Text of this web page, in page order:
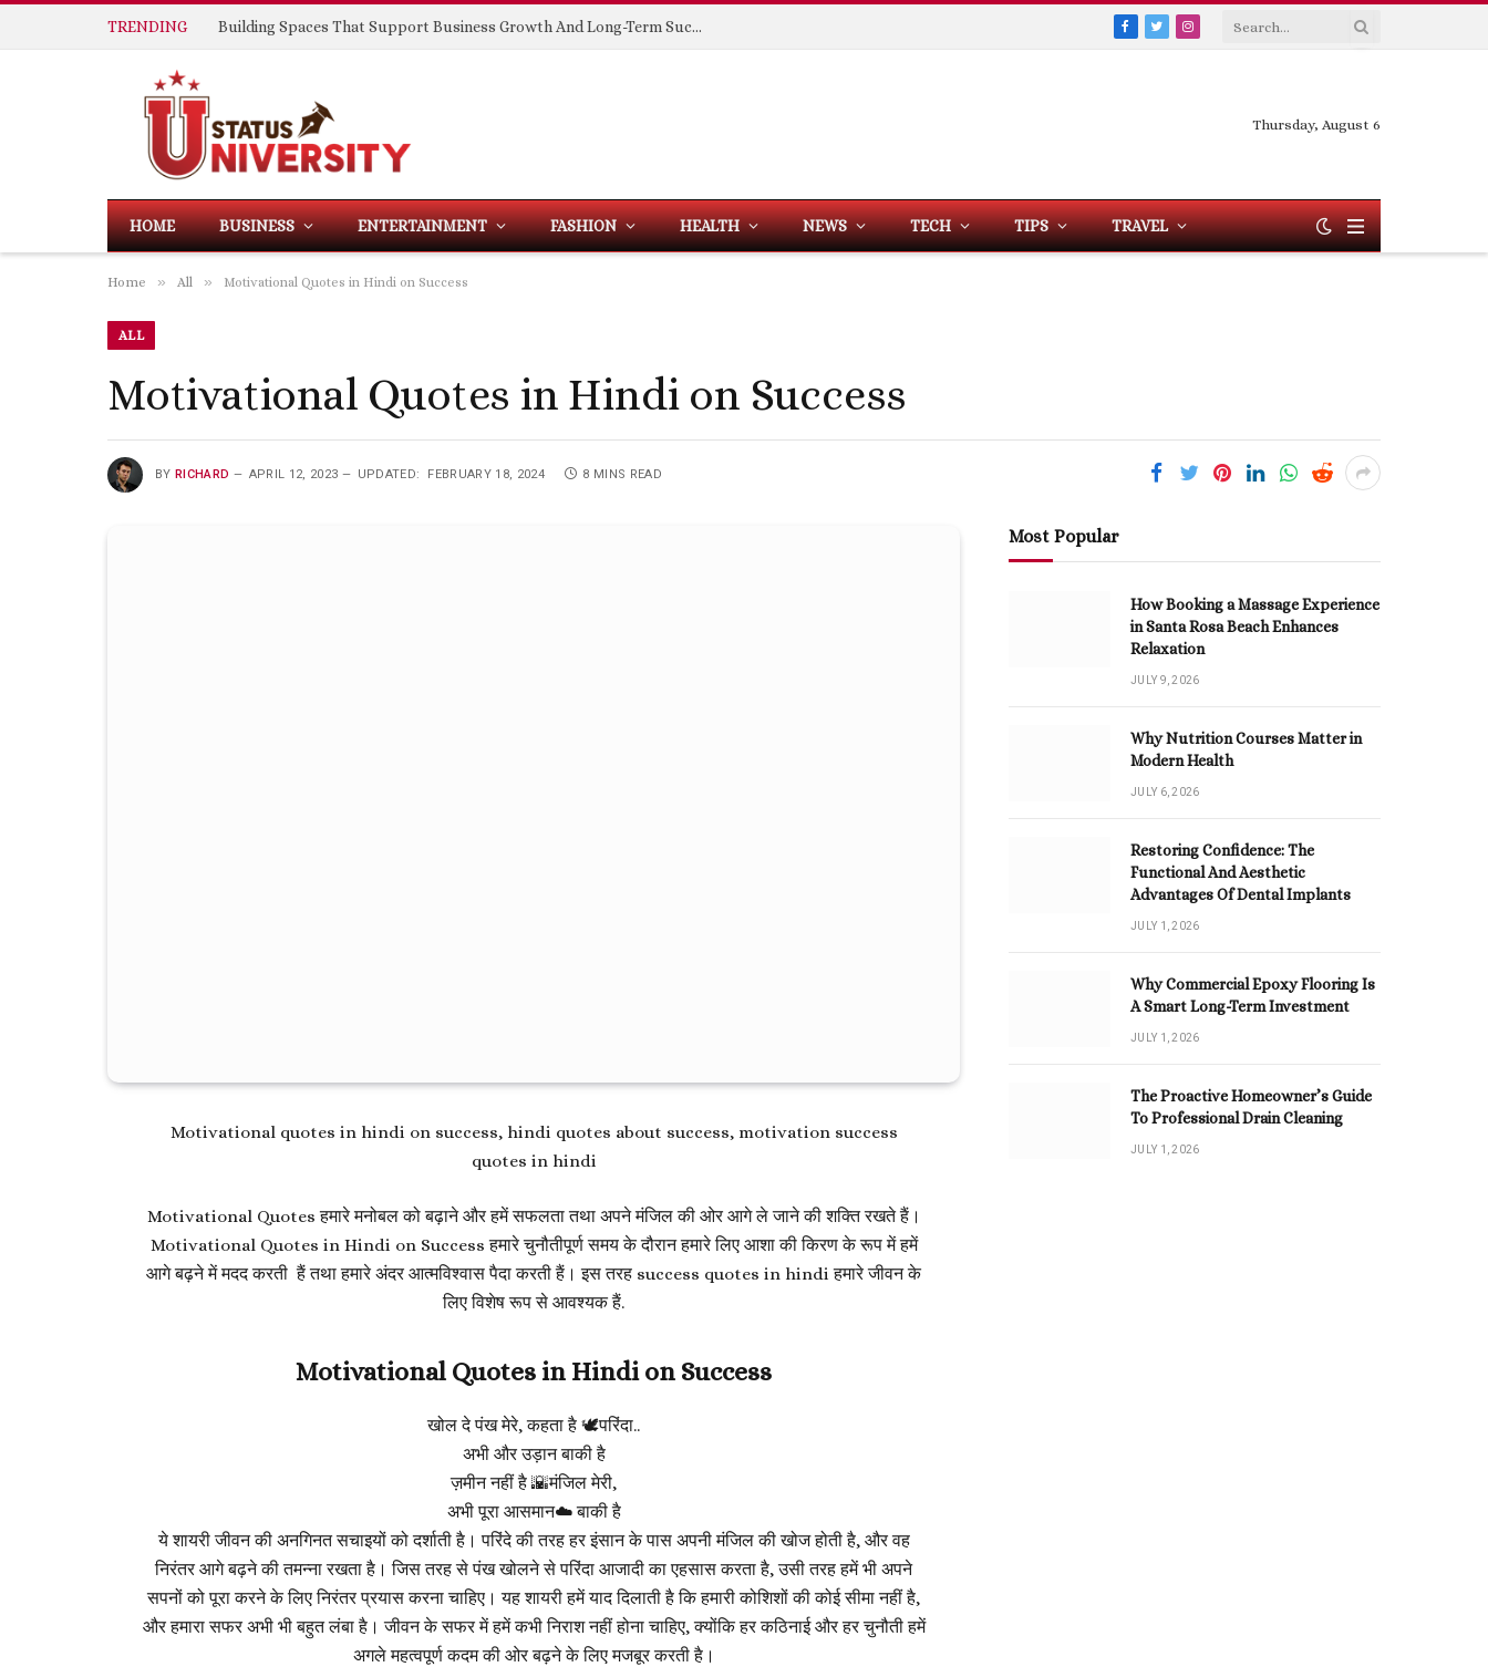
TRENDING Building Spaces That Support Business Growth And Long-Term Success
Facebook
TwitterInstagram
Thursday, August 6
HOME BUSINESS ENTERTAINMENT FASHION HEALTH NEWS TECH TIPS TRAVEL
Home » All » Motivational Quotes in Hindi on Success
ALL
Motivational Quotes in Hindi on Success
BY RICHARD APRIL 12, 2023 UPDATED: FEBRUARY 18, 2024 8 MINS READ
Motivational quotes in hindi on success, hindi quotes about success, motivation success
quotes in hindi
Motivational Quotes हमारे मनोबल को बढ़ाने और हमें सफलता तथा अपने मंजिल की ओर आगे ले जाने की शक्ति रखते हैं।
Motivational Quotes in Hindi on Success हमारे चुनौतीपूर्ण समय के दौरान हमारे लिए आशा की किरण के रूप में हमें
आगे बढ़ने में मदद करती हैं तथा हमारे अंदर आत्मविश्वास पैदा करती हैं। इस तरह success quotes in hindi हमारे जीवन के
लिए विशेष रूप से आवश्यक हैं.
Motivational Quotes in Hindi on Success
खोल दे पंख मेरे, कहता है 🕊️परिंदा..
अभी और उड़ान बाकी है
ज़मीन नहीं है 🌇मंजिल मेरी,
अभी पूरा आसमान☁️ बाकी है
ये शायरी जीवन की अनगिनत सचाइयों को दर्शाती है। परिंदे की तरह हर इंसान के पास अपनी मंजिल की खोज होती है, और वह
निरंतर आगे बढ़ने की तमन्ना रखता है। जिस तरह से पंख खोलने से परिंदा आजादी का एहसास करता है, उसी तरह हमें भी अपने
सपनों को पूरा करने के लिए निरंतर प्रयास करना चाहिए। यह शायरी हमें याद दिलाती है कि हमारी कोशिशों की कोई सीमा नहीं है,
और हमारा सफर अभी भी बहुत लंबा है। जीवन के सफर में हमें कभी निराश नहीं होना चाहिए, क्योंकि हर कठिनाई और हर चुनौती हमें
अगले महत्वपूर्ण कदम की ओर बढ़ने के लिए मजबूर करती है।
Most Popular
How Booking a Massage Experience
in Santa Rosa Beach Enhances
Relaxation
JULY 9, 2026
Why Nutrition Courses Matter in
Modern Health
JULY 6, 2026
Restoring Confidence: The
Functional And Aesthetic
Advantages Of Dental Implants
JULY 1, 2026
Why Commercial Epoxy Flooring Is
A Smart Long-Term Investment
JULY 1, 2026
The Proactive Homeowner’s Guide
To Professional Drain Cleaning
JULY 1, 2026